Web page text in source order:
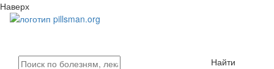
Наверх
Найти